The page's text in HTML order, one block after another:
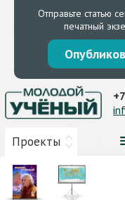
Отправьте статью
печатный
Проекты